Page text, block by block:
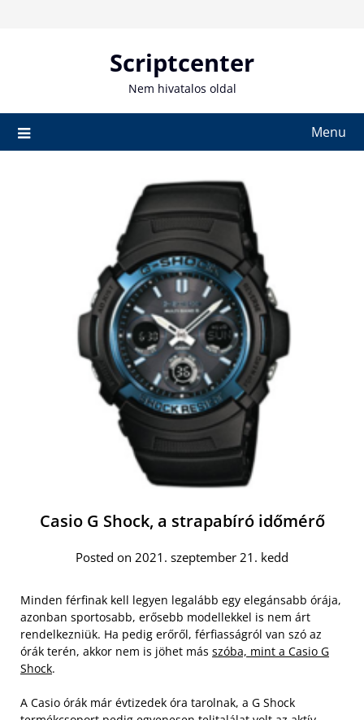
Scriptcenter
Nem hivatalos oldal
Menu
Casio G Shock, a strapabíró időmérő
Posted on 2021. szeptember 21. kedd
Minden férfinak kell legyen legalább egy elegánsabb órája,
azonban sportosabb, erősebb modellekkel is nem árt
rendelkezniük. Ha pedig erőről, férfiasságról van szó az
órák terén, akkor nem is jöhet más szóba, mint a Casio G
Shock.
A Casio órák már évtizedek óra tarolnak, a G Shock